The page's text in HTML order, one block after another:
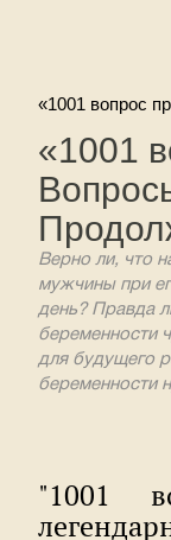
«1001 вопрос
«1001
Верно ли, что
мужчины при
день? Правда
беременности
для будущего
беременности
"1001